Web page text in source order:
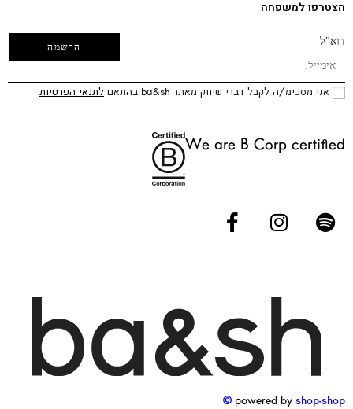
הצטרפו למשפחה
דוא"ל
אני מסכימ/ה לקבל דברי שיווק מאתר ba&sh בהתאם לתנאי הפרטיות
We are B Corp certified
powered by shop-shop ©️